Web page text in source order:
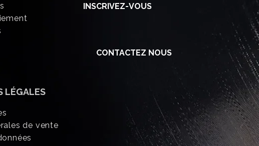
LÉGALES
de vente
INSCRIVEZ-VOUS
CONTACTEZ NOUS